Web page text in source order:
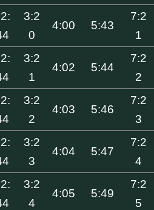
3:2
0
4:00 5:43
7:2
1
3:2
1
4:02 5:44
7:2
2
3:2
2
4:03 5:46
7:2
3
3:2
3
4:04 5:47
7:2
4
3:2
4
4:05 5:49
7:2
5